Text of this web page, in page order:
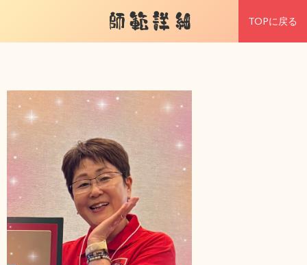
師範詳細 TOPに戻る